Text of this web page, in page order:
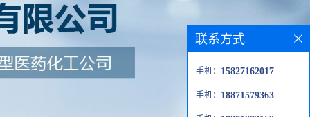
联系方式
手机： 15827162017
手机： 18871579363